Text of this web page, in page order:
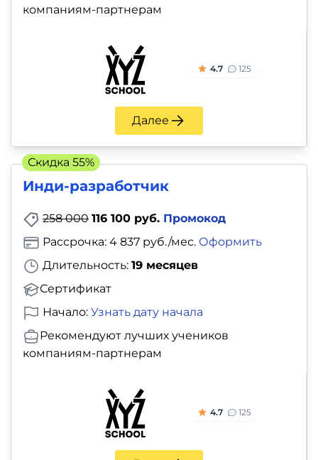
компаниям-партнерам
4.7 125
Далее
Инди-разработчик
258 000 116 100 руб. Промокод
Длительность: 19 месяцев
Сертификат
Рассрочка: 4 837 руб./мес. Оформить
Начало: Узнать дату начала
Рекомендуют лучших учеников
компаниям-партнерам
4.7 125
Скидка 55%